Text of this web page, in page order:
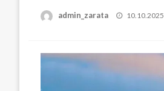
admin_zarata
Posted
10.10.2025